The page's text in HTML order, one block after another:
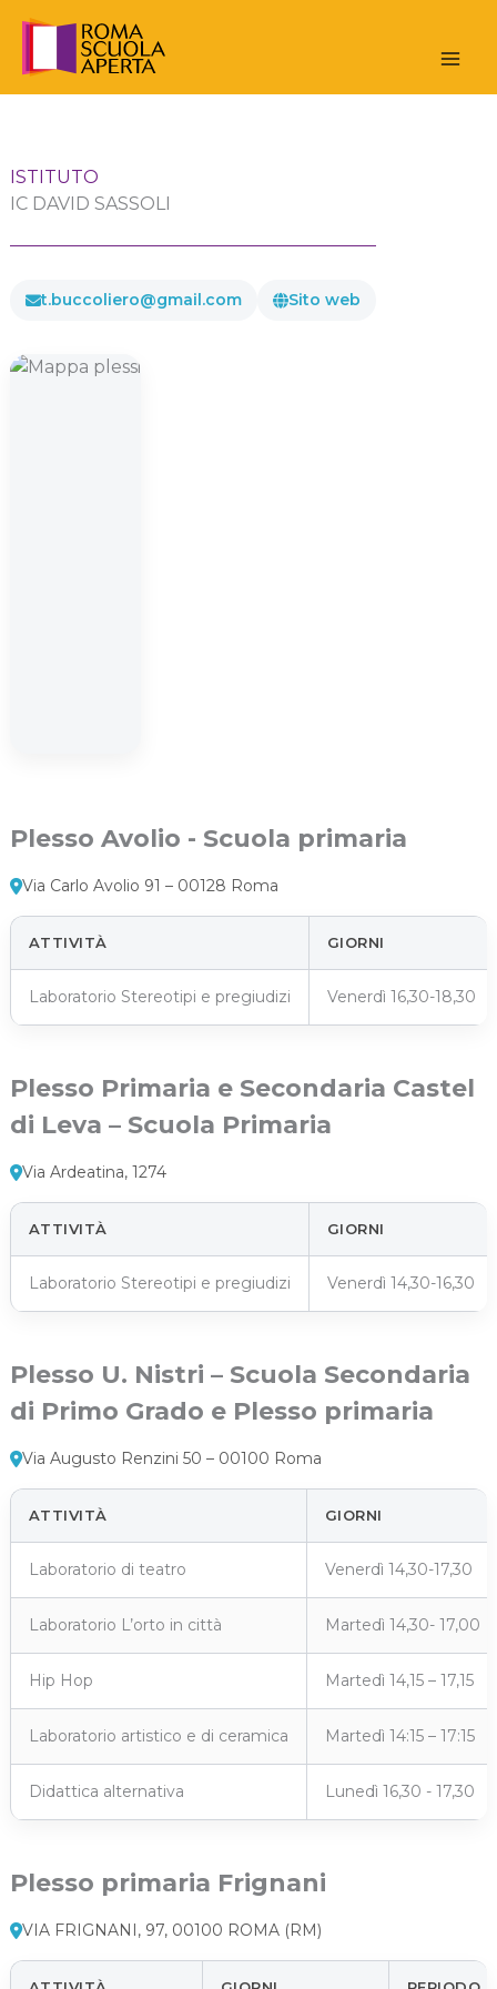
contenuto
ISTITUTO
IC DAVID SASSOLI
t.buccoliero@gmail.com Sito web
Plesso Avolio - Scuola primaria
Via Carlo Avolio 91 – 00128 Roma
ATTIVITÀ GIORNI
Laboratorio Stereotipi e pregiudizi Venerdì 16,30-18,30
Plesso Primaria e Secondaria Castel
di Leva – Scuola Primaria
Via Ardeatina, 1274
ATTIVITÀ GIORNI
Laboratorio Stereotipi e pregiudizi Venerdì 14,30-16,30
Plesso U. Nistri – Scuola Secondaria
di Primo Grado e Plesso primaria
Via Augusto Renzini 50 – 00100 Roma
ATTIVITÀ GIORNI
Laboratorio di teatro Venerdì 14,30-17,30
Laboratorio L’orto in città Martedì 14,30- 17,00
Hip Hop Martedì 14,15 – 17,15
Laboratorio artistico e di ceramica Martedì 14:15 – 17:15
Didattica alternativa Lunedì 16,30 - 17,30
Plesso primaria Frignani
VIA FRIGNANI, 97, 00100 ROMA (RM)